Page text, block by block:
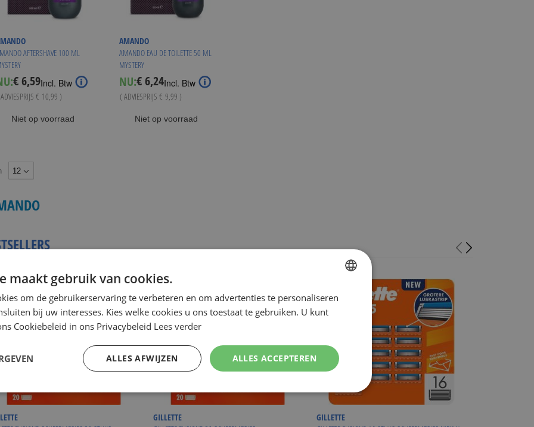
AFTERSHAVE 100 ML
Special
Price
€ 6,59Incl. Btw
€ 10,99 )
Niet op voorraad
AMANDO
AMANDO EAU DE TOILETTE 50 ML
MYSTERY
NU:Special
Price
€ 6,24Incl. Btw
( ADVIESPRIJS € 9,99 )
Niet op voorraad
GILLETTE
GILLETTE
DUTCH
ENGLISH
maakt gebruik van cookies.
om de gebruikerservaring te verbeteren en om advertenties te personaliseren
bij uw interesses. Kies welke cookies u ons toestaat te gebruiken. U kunt
Cookiebeleid in ons Privacybeleid Lees verder
ALLES ACCEPTEREN
ALLES AFWIJZEN